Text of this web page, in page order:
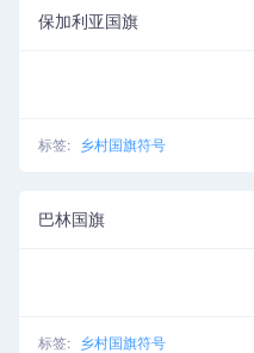
保加利亚国旗
标签: 乡村国旗符号
巴林国旗
标签: 乡村国旗符号